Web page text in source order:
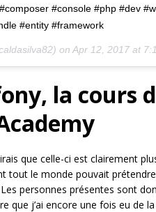
#console #php #dev
#entity #framework
on Apr 12, 2017 at
la cours
que celle-ci est clairement
tout le monde pouvait
personnes présentes sont
que j’ai encore une fois eu de